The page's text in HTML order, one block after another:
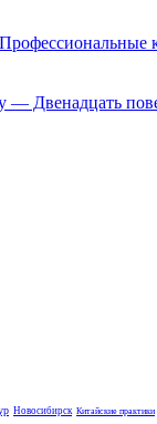
Профессиональные
— Двенадцать
Новосибирск Китайские практики